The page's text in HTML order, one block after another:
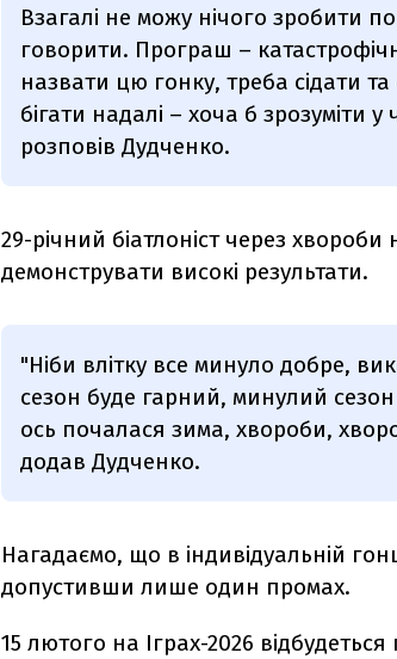
Взагалі не можу нічого зробити
говорити. Програш –
назвати цю гонку, треба сідати
бігати надалі – хоча б зрозуміти
розповів Дудченко.
29-річний біатлоніст через
демонструвати високі результати.
"Ніби влітку все минуло добре,
сезон буде гарний, минулий
ось почалася зима, хвороби,
додав Дудченко.
Нагадаємо, що в індивідуальній
допустивши лише один промах.
15 лютого на Іграх-2026